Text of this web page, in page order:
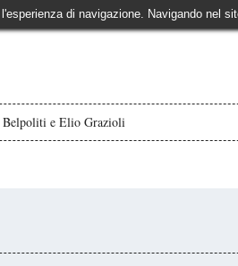
di navigazione. Navigando
Belpoliti e Elio Grazioli